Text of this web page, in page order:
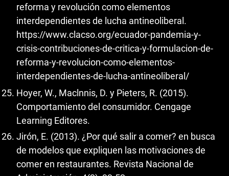
reforma y revolución como elementos
interdependientes de lucha antineoliberal.
https://www.clacso.org/ecuador-pandemia-y-
crisis-contribuciones-de-critica-y-formulacion-de-
reforma-y-revolucion-como-elementos-
interdependientes-de-lucha-antineoliberal/
Hoyer, W., Maclnnis, D. y Pieters, R. (2015).
Comportamiento del consumidor. Cengage
Learning Editores.
Jirón, E. (2013). ¿Por qué salir a comer? en busca
de modelos que expliquen las motivaciones de
comer en restaurantes. Revista Nacional de